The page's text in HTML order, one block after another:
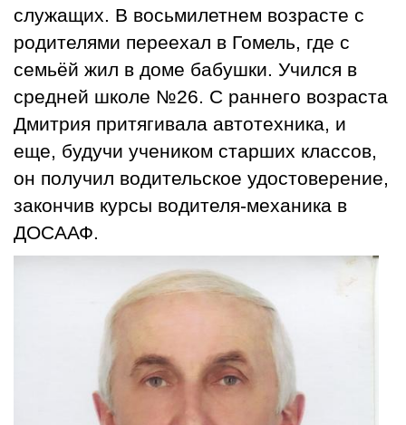
служащих. В восьмилетнем возрасте с
родителями переехал в Гомель, где с
семьёй жил в доме бабушки. Учился в
средней школе №26. С раннего возраста
Дмитрия притягивала автотехника, и
еще, будучи учеником старших классов,
он получил водительское удостоверение,
закончив курсы водителя-механика в
ДОСААФ.